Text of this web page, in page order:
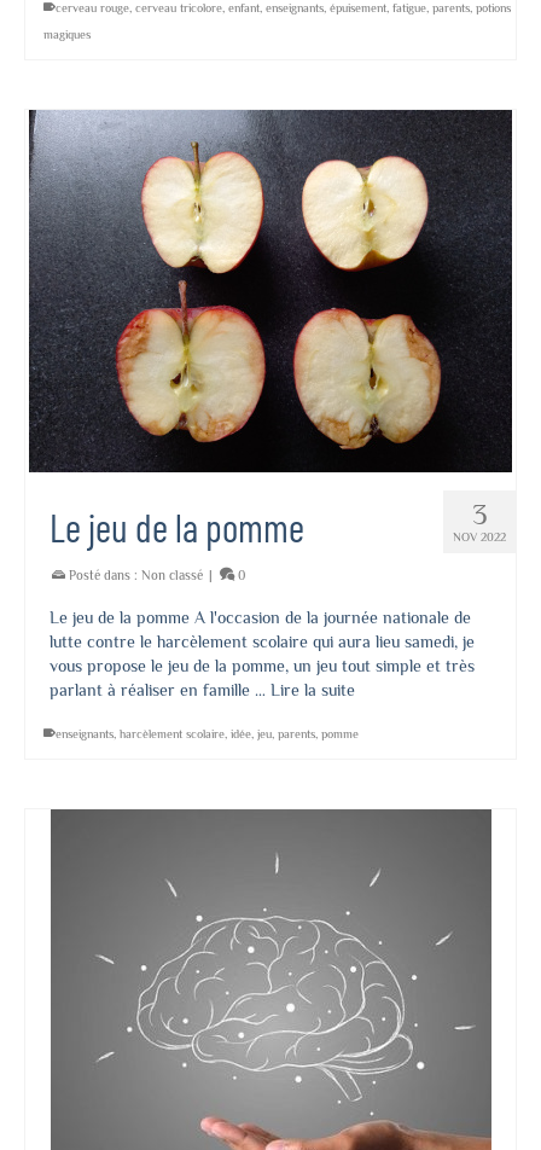
cerveau rouge cerveau tricolore enfant enseignants épuisement fatigue parents potions
magiques
3
NOV 2022
Le jeu de la pomme
Posté dans : Non classé | 0
Le jeu de la pomme A l'occasion de la journée nationale de
lutte contre le harcèlement scolaire qui aura lieu samedi, je
vous propose le jeu de la pomme, un jeu tout simple et très
parlant à réaliser en famille … Lire la suite
enseignants harcèlement scolaire idée jeu parents pomme